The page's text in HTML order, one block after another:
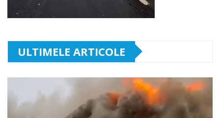
ULTIMELE ARTICOLE